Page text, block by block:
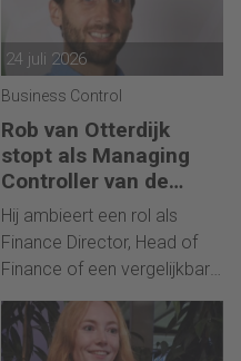
24 juli 2026
Business Control
Rob van Otterdijk
stopt als Managing
Controller van de
Bijenkorf
Hij ambieert een rol als
Finance Director, Head of
Finance of een vergelijkbare